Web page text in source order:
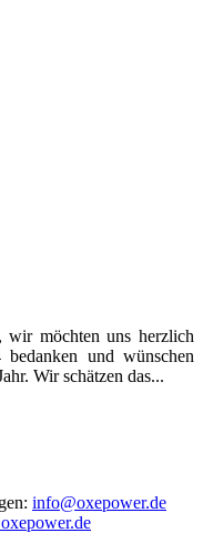
wir möchten uns herzlich
und wünschen
Wir schätzen das...
info@oxepower.de